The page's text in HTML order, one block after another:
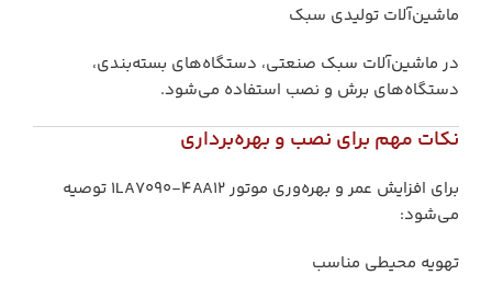
ماشین‌آلات تولیدی سبک
در ماشین‌آلات سبک صنعتی، دستگاه‌های بسته‌بندی،
دستگاه‌های برش و نصب استفاده می‌شود.
نکات مهم برای نصب و بهره‌برداری
برای افزایش عمر و بهره‌وری موتور 1LA7090‑4AA12 توصیه
می‌شود:
تهویه محیطی مناسب